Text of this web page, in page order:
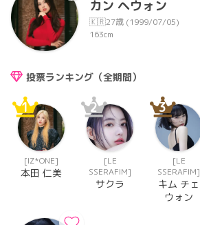
カン ヘウォン
🇰🇷27歳 (1999/07/05)
163cm
投票ランキング（全期間）
1
[IZ*ONE]
本田 仁美
2
[LE
SSERAFIM]
サクラ
3
[LE
SSERAFIM]
キム チェ
ウォン